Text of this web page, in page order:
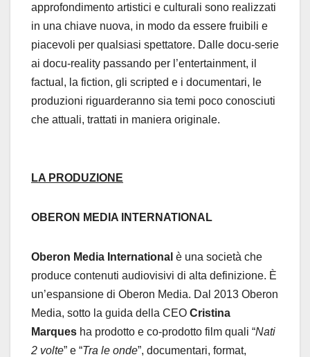
approfondimento artistici e culturali sono realizzati
in una chiave nuova, in modo da essere fruibili e
piacevoli per qualsiasi spettatore. Dalle docu-serie
ai docu-reality passando per l’entertainment, il
factual, la fiction, gli scripted e i documentari, le
produzioni riguarderanno sia temi poco conosciuti
che attuali, trattati in maniera originale.
LA PRODUZIONE
OBERON MEDIA INTERNATIONAL
Oberon Media International è una società che
produce contenuti audiovisivi di alta definizione. È
un’espansione di Oberon Media. Dal 2013 Oberon
Media, sotto la guida della CEO Cristina
Marques ha prodotto e co-prodotto film quali “Nati
2 volte” e “Tra le onde”, documentari, format,